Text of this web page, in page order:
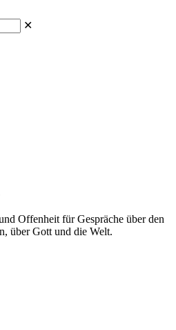
✕
Offenheit für Gespräche über den
über Gott und die Welt.